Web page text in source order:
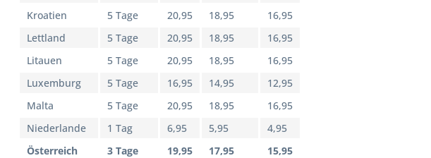
Kroatien
5 Tage 20,95 18,95
16,95
Lettland
5 Tage 20,95 18,95
16,95
Litauen
5 Tage 20,95 18,95
16,95
Luxemburg
5 Tage 16,95 14,95
12,95
Malta
5 Tage 20,95 18,95
16,95
Niederlande
1 Tag 6,95 5,95
4,95
Österreich
3 Tage 19,95 17,95
15,95